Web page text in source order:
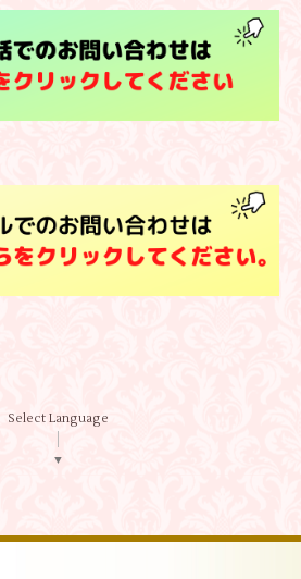
Select Language
▼